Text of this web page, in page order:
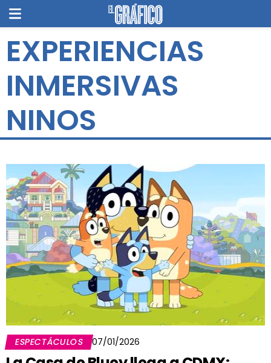
EXPERIENCIAS
INMERSIVAS
NINOS
ESPECTÁCULOS 07/01/2026